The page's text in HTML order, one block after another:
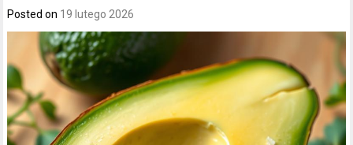
Posted on 19 lutego 2026